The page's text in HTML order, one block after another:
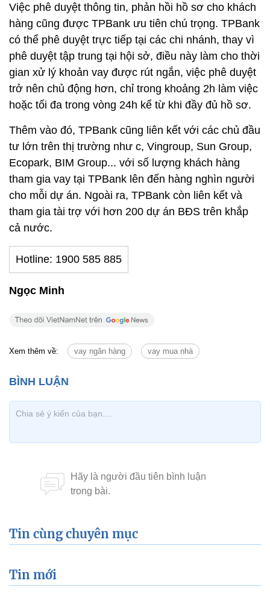
Việc phê duyệt thông tin, phản hồi hồ sơ cho khách
hàng cũng được TPBank ưu tiên chú trọng. TPBank
có thể phê duyệt trực tiếp tại các chi nhánh, thay vì
phê duyệt tập trung tại hội sở, điều này làm cho thời
gian xử lý khoản vay được rút ngắn, việc phê duyệt
trở nên chủ động hơn, chỉ trong khoảng 2h làm việc
hoặc tối đa trong vòng 24h kể từ khi đầy đủ hồ sơ.
Thêm vào đó, TPBank cũng liên kết với các chủ đầu
tư lớn trên thị trường như c, Vingroup, Sun Group,
Ecopark, BIM Group... với số lượng khách hàng
tham gia vay tại TPBank lên đến hàng nghìn người
cho mỗi dự án. Ngoài ra, TPBank còn liên kết và
tham gia tài trợ với hơn 200 dự án BĐS trên khắp
cả nước.
Hotline: 1900 585 885
Ngọc Minh
Xem thêm về: vay ngân hàng vay mua nhà
Tin cùng chuyên mục
Tin mới